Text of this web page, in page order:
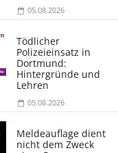
05.08.2026
Tödlicher
Polizeieinsatz in
Dortmund:
Hintergründe und
Lehren
05.08.2026
Meldeauflage dient
nicht dem Zweck